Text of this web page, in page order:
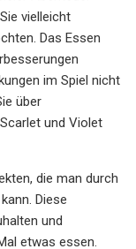
vielleicht
Das Essen
im Spiel nicht
über
und Violet
die man durch
Diese
und
etwas essen.